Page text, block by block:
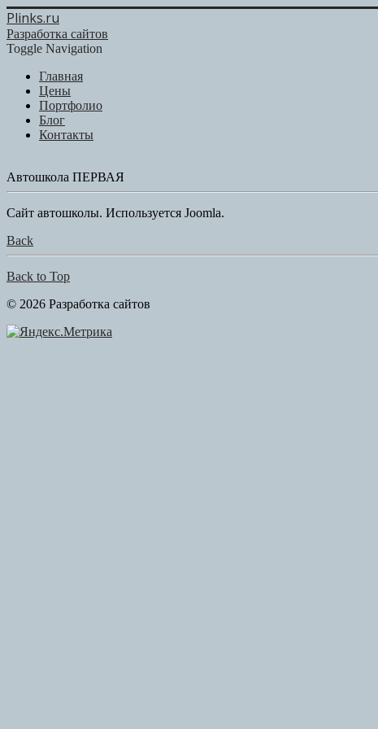
Plinks.ru
Разработка сайтов
Toggle Navigation
Главная
Цены
Портфолио
Блог
Контакты
Автошкола ПЕРВАЯ
Сайт автошколы. Используется Joomla.
Back
Back to Top
© 2026 Разработка сайтов